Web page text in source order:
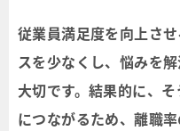
従業員満足度を向上さ
スを少なくし、悩みを
大切です。結果的に、
につながるため、離職